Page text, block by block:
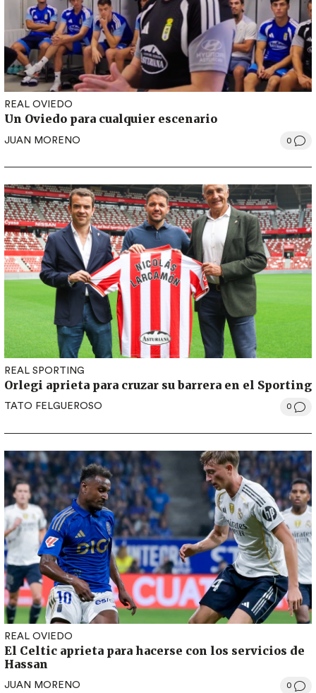
REAL OVIEDO
Un Oviedo para cualquier escenario
JUAN MORENO 0
REAL SPORTING
Orlegi aprieta para cruzar su barrera en el Sporting
TATO FELGUEROSO 0
REAL OVIEDO
El Celtic aprieta para hacerse con los servicios de
Hassan
JUAN MORENO 0